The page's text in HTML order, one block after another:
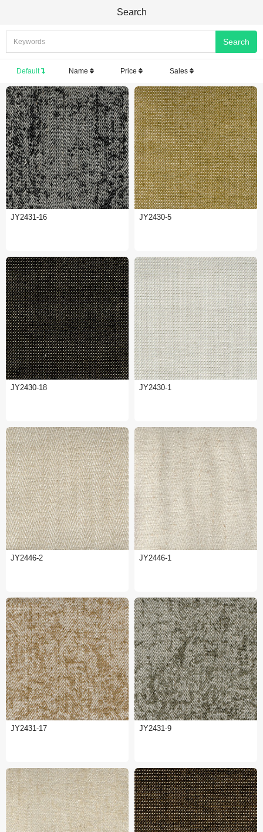
Search
Default Name Price Sales
JY2431-16 JY2430-5
JY2430-18 JY2430-1
JY2446-2 JY2446-1
JY2431-17 JY2431-9